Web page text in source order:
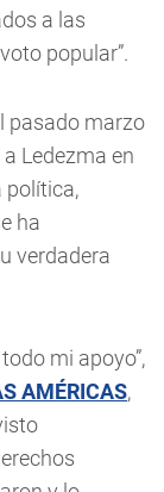
a las
popular”.
pasado marzo
Ledezma en
política,
ha
verdadera
mi apoyo”,
AMÉRICAS,